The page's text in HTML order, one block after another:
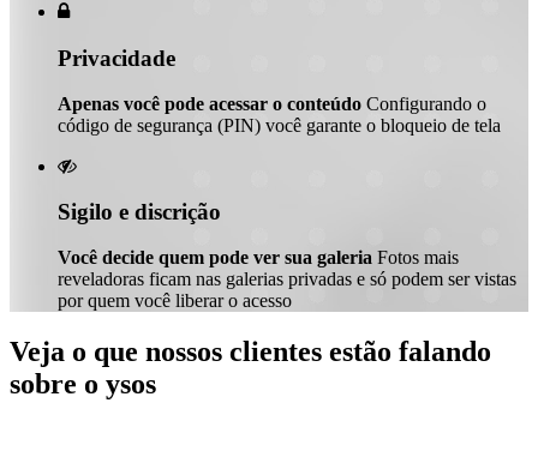

Privacidade
Apenas você pode acessar o conteúdo Configurando o
código de segurança (PIN) você garante o bloqueio de tela

Sigilo e discrição
Você decide quem pode ver sua galeria Fotos mais
reveladoras ficam nas galerias privadas e só podem ser vistas
por quem você liberar o acesso
Veja o que nossos clientes estão falando
sobre o ysos